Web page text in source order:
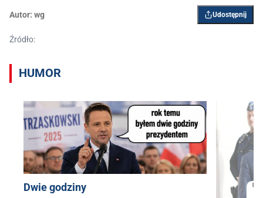
Autor: wg Udostępnij
Źródło:
HUMOR
Dwie godziny